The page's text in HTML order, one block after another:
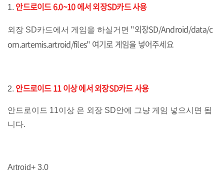
1. 안드로이드 6.0~10 에서 외장SD카드 사용
외장 SD카드에서 게임을 하실거면 "외장SD/Android/data/c
om.artemis.artroid/files" 여기로 게임을 넣어주세요
2. 안드로이드 11 이상 에서 외장SD카드 사용
안드로이드 11이상 은 외장 SD안에 그냥 게임 넣으시면 됩
니다.
Artroid+ 3.0